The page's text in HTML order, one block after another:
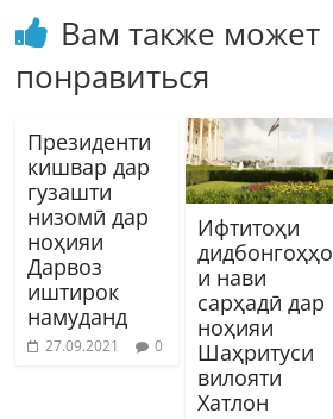
Вам также может
понравиться
Президенти
кишвар дар
гузашти
низомӣ дар
ноҳияи
Дарвоз
иштирок
намуданд
27.09.2021 0
Ифтитоҳи
дидбонгоҳҳо
и нави
сарҳадӣ дар
ноҳияи
Шаҳритуси
вилояти
Хатлон